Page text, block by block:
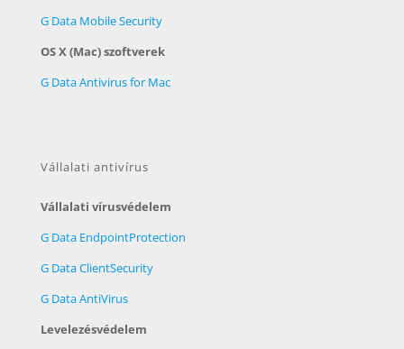
G Data Mobile Security
OS X (Mac) szoftverek
G Data Antivirus for Mac
Vállalati antivírus
Vállalati vírusvédelem
G Data EndpointProtection
G Data ClientSecurity
G Data AntiVirus
Levelezésvédelem